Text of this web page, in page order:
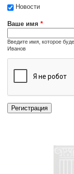
Новости
Ваше имя *
Введите имя, которое
Иванов